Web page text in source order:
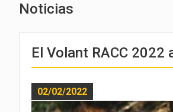
Noticias
El Volant RACC
02/02/2022